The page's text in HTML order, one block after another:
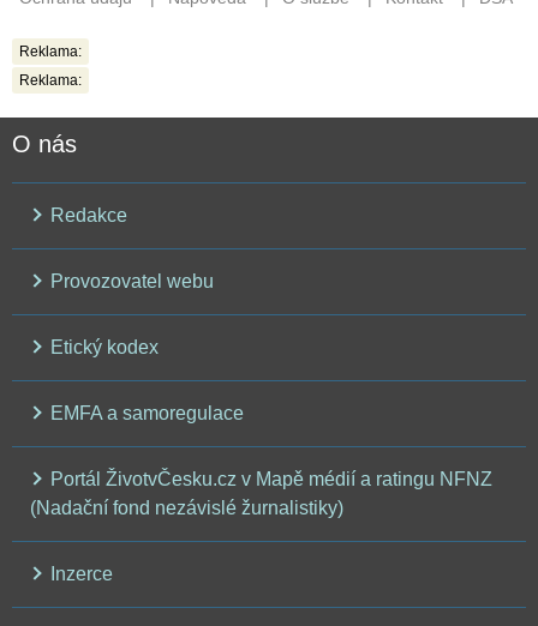
Reklama:
Reklama:
O nás
Redakce
Provozovatel webu
Etický kodex
EMFA a samoregulace
Portál ŽivotvČesku.cz v Mapě médií a ratingu NFNZ
(Nadační fond nezávislé žurnalistiky)
Inzerce